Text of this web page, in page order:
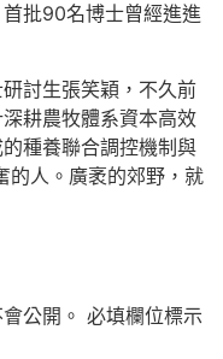
批90名博士曾經進進
討生張笑穎，不久前
耕農牧體系資本高效
種養聯合調控機制與
的人。廣袤的郊野，就
公開。 必填欄位標示